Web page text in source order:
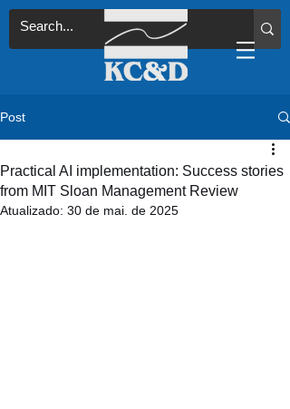
Post
Practical AI implementation: Success stories
from MIT Sloan Management Review
Atualizado: 30 de mai. de 2025